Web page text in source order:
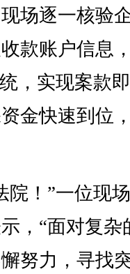
场逐一核验
款账户信息
，实现案款
金快速到位
！”一位现
，“面对复杂
努力，寻找